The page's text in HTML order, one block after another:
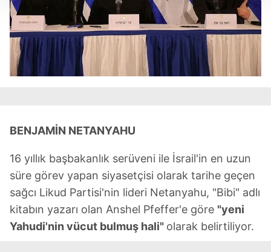
Her halükârda, kullanıcılar, bu çerezlere izin vermedikleri
takdirde, kullanıcılara hedefli reklamlar
gösterilmeyecektir."
Sizlere daha iyi bir hizmet sunabilmek için İnternet
toplumu hizmetlerinin sunulması amacıyla
kılınması ve kişiselleştirilmesi ve sizlere yönelik
reklam/pazarlama faaliyetlerinin yapılması, amaçlarıyla
sınırlı olarak açık rızanız dahilinde kullanılacaktır.
Çerezlere ilişkin tercihlerinizi aşağıda yer alan panel
vasıtasıyla belirleyebilirsiniz. Çerezlere ilişkin detaylı bilgi
BENJAMİN NETANYAHU
16 yıllık başbakanlık serüveni ile İsrail'in en uzun
süre görev yapan siyasetçisi olarak tarihe geçen
sağcı Likud Partisi'nin lideri Netanyahu, "Bibi" adlı
kitabın yazarı olan Anshel Pfeffer'e göre "yeni
Yahudi'nin vücut bulmuş hali" olarak belirtiliyor.